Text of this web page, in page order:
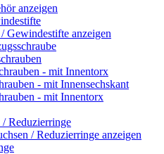
anzeigen
Gewindestifte anzeigen
- mit Innentorx
- mit Innensechskant
- mit Innentorx
/ Reduzierringe
/ Reduzierringe anzeigen